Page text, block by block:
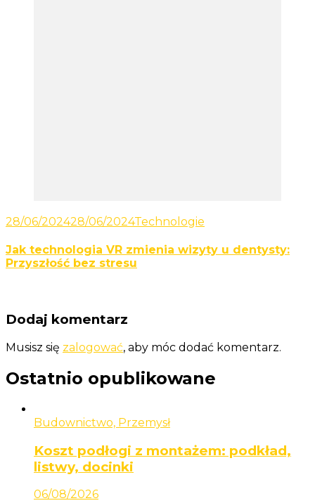
28/06/202428/06/2024Technologie
Jak technologia VR zmienia wizyty u dentysty:
Przyszłość bez stresu
Dodaj komentarz
Musisz się zalogować, aby móc dodać komentarz.
Ostatnio opublikowane
Budownictwo, Przemysł
Koszt podłogi z montażem: podkład,
listwy, docinki
06/08/2026